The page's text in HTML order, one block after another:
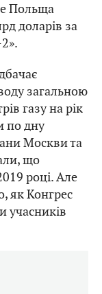
Польща
доларів за
загальною
газу на рік
по дну
Москви та
що
році. Але
як Конгрес
учасників